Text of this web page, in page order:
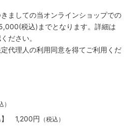
ましての当オンラインショップでの
税込)までとなります。詳細は
ださい。
代理人の利用同意を得てご利用くだ
）
】 1,200円 （税込）